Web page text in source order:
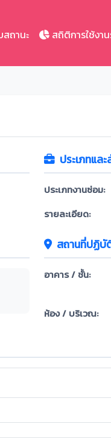
ถานะ สถิติการใช้งา
ประเภทแล
ประเภทงานซ่อม:
รายละเอียด:
สถานที่ปฏิบั
อาคาร / ชั้น:
ห้อง / บริเวณ: